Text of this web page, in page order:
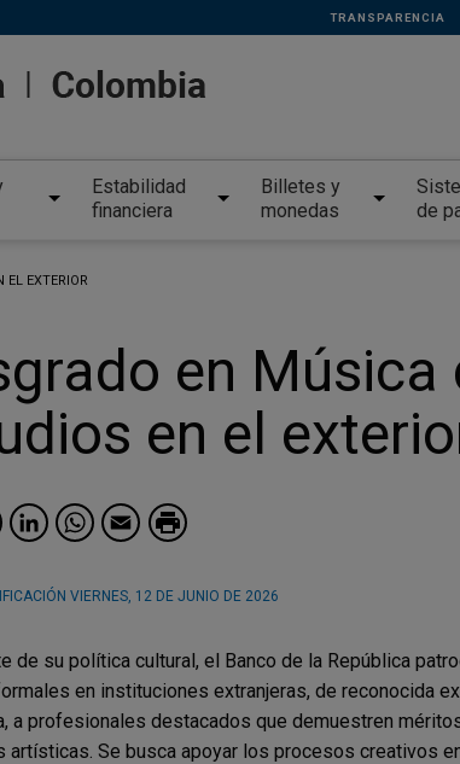
TRANSPARENCIA
Estabilidad
financiera
Billetes y
monedas
de
EL EXTERIOR
en
en el
Twitter
LinkedIn
WhatsApp
Email
VIERNES, 12 DE JUNIO DE 2026
de su política cultural, el Banco de la República
en instituciones extranjeras, de reconocida
a profesionales destacados que demuestren
artísticas. Se busca apoyar los procesos creativos